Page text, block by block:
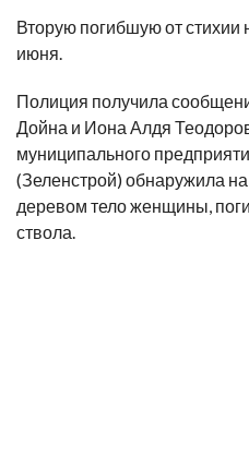
Вторую погибшую от стихии
июня.
Полиция получила
Дойна и Иона Алдя
муниципального
(Зеленстрой) обнаружила
деревом тело женщины,
ствола.